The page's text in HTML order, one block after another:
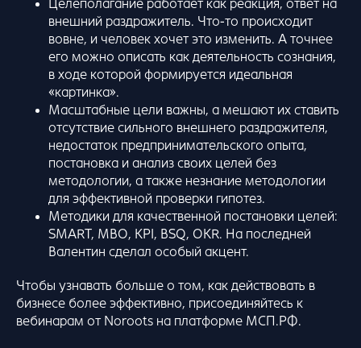
Целеполагание работает как реакция, ответ на
внешний раздражитель. Что-то происходит
вовне, и человек хочет это изменить. А точнее
его можно описать как деятельность сознания,
в ходе которой формируется идеальная
«картинка».
Масштабные цели важны, а мешают их ставить
отсутствие сильного внешнего раздражителя,
недостаток предпринимательского опыта,
постановка и анализ своих целей без
методологии, а также незнание методологии
для эффективной проверки гипотез.
Методики для качественной постановки целей:
SMART, MBO, KPI, BSQ, OKR. На последней
Валентин сделал особый акцент.
Чтобы узнавать больше о том, как действовать в
бизнесе более эффективно, присоединяйтесь к
вебинарам от Noroots на платформе МСП.РФ.